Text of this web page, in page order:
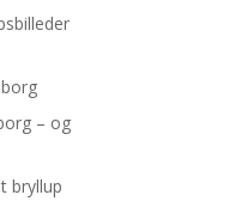
– og
bryllup